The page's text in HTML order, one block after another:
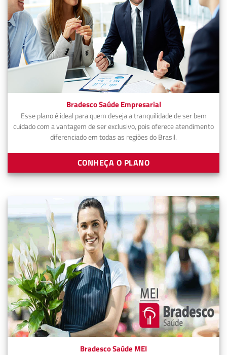
Bradesco Saúde Empresarial
Esse plano é ideal para quem deseja a tranquilidade de ser bem
cuidado com a vantagem de ser exclusivo, pois oferece atendimento
diferenciado em todas as regiões do Brasil.
CONHEÇA O PLANO
Bradesco Saúde MEI